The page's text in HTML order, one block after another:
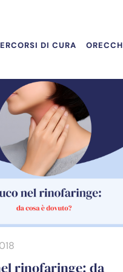
DI CURA
rinofaringe: da